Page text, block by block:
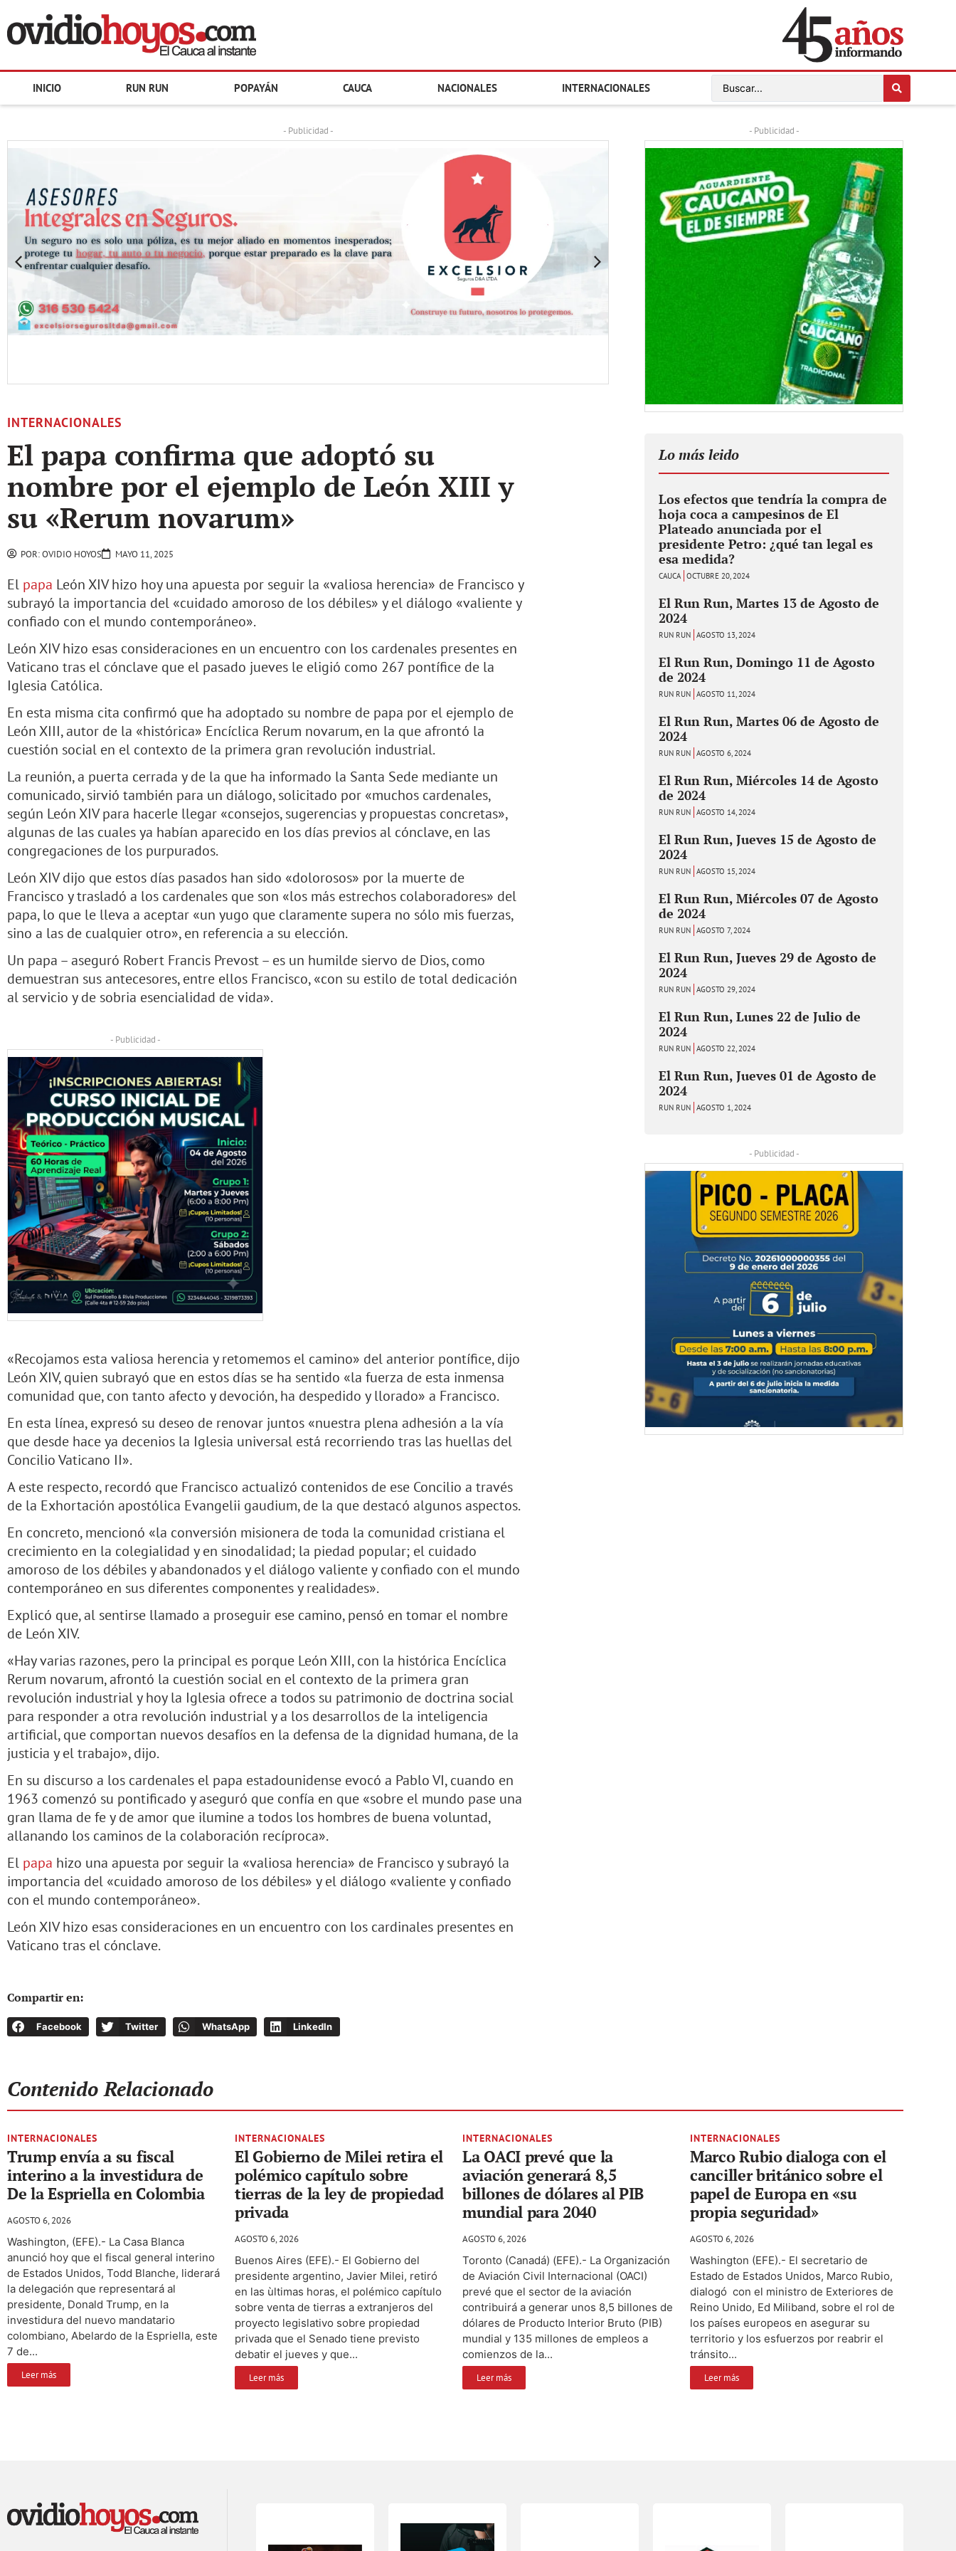
INICIO RUN RUN POPAYÁN CAUCA NACIONALES INTERNACIONALES
- Publicidad -
INTERNACIONALES
El papa confirma que adoptó su
nombre por el ejemplo de León XIII y
su «Rerum novarum»
POR:OVIDIO HOYOS MAYO 11, 2025
El papa León XIV hizo hoy una apuesta por seguir la «valiosa herencia» de Francisco y
subrayó la importancia del «cuidado amoroso de los débiles» y el diálogo «valiente y
confiado con el mundo contemporáneo».
León XIV hizo esas consideraciones en un encuentro con los cardenales presentes en
Vaticano tras el cónclave que el pasado jueves le eligió como 267 pontífice de la
Iglesia Católica.
En esta misma cita confirmó que ha adoptado su nombre de papa por el ejemplo de
León XIII, autor de la «histórica» Encíclica Rerum novarum, en la que afrontó la
cuestión social en el contexto de la primera gran revolución industrial.
La reunión, a puerta cerrada y de la que ha informado la Santa Sede mediante un
comunicado, sirvió también para un diálogo, solicitado por «muchos cardenales,
según León XIV para hacerle llegar «consejos, sugerencias y propuestas concretas»,
algunas de las cuales ya habían aparecido en los días previos al cónclave, en las
congregaciones de los purpurados.
León XIV dijo que estos días pasados han sido «dolorosos» por la muerte de
Francisco y trasladó a los cardenales que son «los más estrechos colaboradores» del
papa, lo que le lleva a aceptar «un yugo que claramente supera no sólo mis fuerzas,
sino a las de cualquier otro», en referencia a su elección.
Un papa – aseguró Robert Francis Prevost – es un humilde siervo de Dios, como
demuestran sus antecesores, entre ellos Francisco, «con su estilo de total dedicación
al servicio y de sobria esencialidad de vida».
- Publicidad -
«Recojamos esta valiosa herencia y retomemos el camino» del anterior pontífice, dijo
León XIV, quien subrayó que en estos días se ha sentido «la fuerza de esta inmensa
comunidad que, con tanto afecto y devoción, ha despedido y llorado» a Francisco.
En esta línea, expresó su deseo de renovar juntos «nuestra plena adhesión a la vía
que desde hace ya decenios la Iglesia universal está recorriendo tras las huellas del
Concilio Vaticano II».
A este respecto, recordó que Francisco actualizó contenidos de ese Concilio a través
de la Exhortación apostólica Evangelii gaudium, de la que destacó algunos aspectos.
En concreto, mencionó «la conversión misionera de toda la comunidad cristiana el
crecimiento en la colegialidad y en sinodalidad; la piedad popular; el cuidado
amoroso de los débiles y abandonados y el diálogo valiente y confiado con el mundo
contemporáneo en sus diferentes componentes y realidades».
Explicó que, al sentirse llamado a proseguir ese camino, pensó en tomar el nombre
de León XIV.
«Hay varias razones, pero la principal es porque León XIII, con la histórica Encíclica
Rerum novarum, afrontó la cuestión social en el contexto de la primera gran
revolución industrial y hoy la Iglesia ofrece a todos su patrimonio de doctrina social
para responder a otra revolución industrial y a los desarrollos de la inteligencia
artificial, que comportan nuevos desafíos en la defensa de la dignidad humana, de la
justicia y el trabajo», dijo.
En su discurso a los cardenales el papa estadounidense evocó a Pablo VI, cuando en
1963 comenzó su pontificado y aseguró que confía en que «sobre el mundo pase una
gran llama de fe y de amor que ilumine a todos los hombres de buena voluntad,
allanando los caminos de la colaboración recíproca».
El papa hizo una apuesta por seguir la «valiosa herencia» de Francisco y subrayó la
importancia del «cuidado amoroso de los débiles» y el diálogo «valiente y confiado
con el mundo contemporáneo».
León XIV hizo esas consideraciones en un encuentro con los cardinales presentes en
Vaticano tras el cónclave.
Compartir en:
Facebook Twitter WhatsApp LinkedIn
- Publicidad -
Lo más leido
Los efectos que tendría la compra de
hoja coca a campesinos de El
Plateado anunciada por el
presidente Petro: ¿qué tan legal es
esa medida?
CAUCA OCTUBRE 20, 2024
El Run Run, Martes 13 de Agosto de
2024
RUN RUN AGOSTO 13, 2024
El Run Run, Domingo 11 de Agosto
de 2024
RUN RUN AGOSTO 11, 2024
El Run Run, Martes 06 de Agosto de
2024
RUN RUN AGOSTO 6, 2024
El Run Run, Miércoles 14 de Agosto
de 2024
RUN RUN AGOSTO 14, 2024
El Run Run, Jueves 15 de Agosto de
2024
RUN RUN AGOSTO 15, 2024
El Run Run, Miércoles 07 de Agosto
de 2024
RUN RUN AGOSTO 7, 2024
El Run Run, Jueves 29 de Agosto de
2024
RUN RUN AGOSTO 29, 2024
El Run Run, Lunes 22 de Julio de
2024
RUN RUN AGOSTO 22, 2024
El Run Run, Jueves 01 de Agosto de
2024
RUN RUN AGOSTO 1, 2024
- Publicidad -
Contenido Relacionado
INTERNACIONALES
Trump envía a su fiscal
interino a la investidura de
De la Espriella en Colombia
AGOSTO 6, 2026
Washington, (EFE).- La Casa Blanca
anunció hoy que el fiscal general interino
de Estados Unidos, Todd Blanche, liderará
la delegación que representará al
presidente, Donald Trump, en la
investidura del nuevo mandatario
colombiano, Abelardo de la Espriella, este
7 de...
Leer más
INTERNACIONALES
El Gobierno de Milei retira el
polémico capítulo sobre
tierras de la ley de propiedad
privada
AGOSTO 6, 2026
Buenos Aires (EFE).- El Gobierno del
presidente argentino, Javier Milei, retiró
en las ùltimas horas, el polémico capítulo
sobre venta de tierras a extranjeros del
proyecto legislativo sobre propiedad
privada que el Senado tiene previsto
debatir el jueves y que...
Leer más
INTERNACIONALES
La OACI prevé que la
aviación generará 8,5
billones de dólares al PIB
mundial para 2040
AGOSTO 6, 2026
Toronto (Canadá) (EFE).- La Organización
de Aviación Civil Internacional (OACI)
prevé que el sector de la aviación
contribuirá a generar unos 8,5 billones de
dólares de Producto Interior Bruto (PIB)
mundial y 135 millones de empleos a
comienzos de la...
Leer más
INTERNACIONALES
Marco Rubio dialoga con el
canciller británico sobre el
papel de Europa en «su
propia seguridad»
AGOSTO 6, 2026
Washington (EFE).- El secretario de
Estado de Estados Unidos, Marco Rubio,
dialogó con el ministro de Exteriores de
Reino Unido, Ed Miliband, sobre el rol de
los países europeos en asegurar su
territorio y los esfuerzos por reabrir el
tránsito...
Leer más